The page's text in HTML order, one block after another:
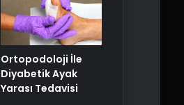
Ortopodoloji İle
Diyabetik Ayak
Yarası Tedavisi